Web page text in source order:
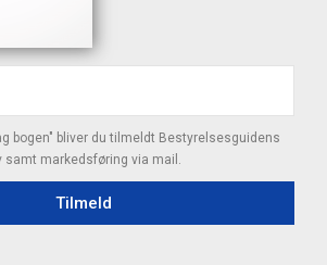
bogen" bliver du tilmeldt Bestyrelsesguidens
samt markedsføring via mail.
Tilmeld